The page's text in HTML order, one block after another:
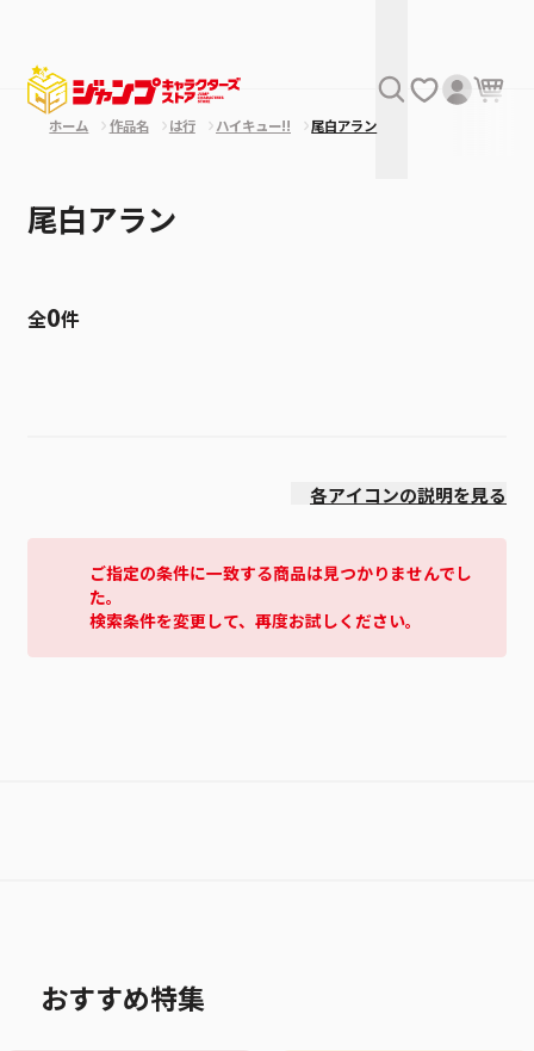
ホーム 作品名 は行 ハイキュー!! 尾白アラン
尾白アラン
全0件
各アイコンの説明を見る
ご指定の条件に一致する商品は見つかりませんでし
た。
検索条件を変更して、再度お試しください。
おすすめ特集